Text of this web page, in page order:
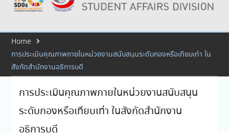
ประจำปีการศึกษา 256
แก่นิสิตปัจจุบัน
Home
การประเมินคุณภาพภายในหน่วยงานสนับสนุนระดับกองหรือเทียบเท่า ใน
สังกัดสำนักงานอธิการบดี
การประเมินคุณภาพภายในหน่วยงานสนับสนุน
ระดับกองหรือเทียบเท่า ในสังกัดสำนักงาน
อธิการบดี